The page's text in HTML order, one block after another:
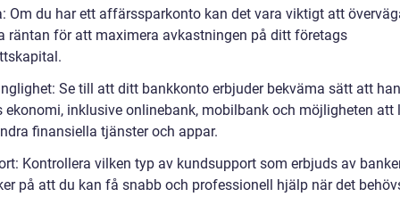
Om du har ett affärssparkonto kan det vara viktigt att
räntan för att maximera avkastningen på ditt företags
Se till att ditt bankkonto erbjuder bekväma sätt att
ekonomi, inklusive onlinebank, mobilbank och möjligheten att
finansiella tjänster och appar.
Kontrollera vilken typ av kundsupport som erbjuds av
på att du kan få snabb och professionell hjälp när det